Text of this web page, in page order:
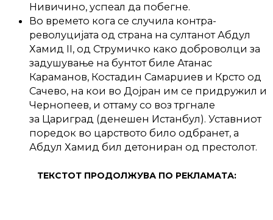
Нивичино, успеал да побегне.
Во времето кога се случила контра-
револуцијата од страна на султанот Абдул
Хамид II, од Струмичко како доброволци за
задушување на бунтот биле Атанас
Караманов, Костадин Самарџиев и Крсто од
Сачево, на кои во Дојран им се придружил и
Чернопеев, и оттаму со воз тргнале
за Цариград (денешен Истанбул). Уставниот
поредок во царството било одбранет, а
Абдул Хамид бил детониран од престолот.
ТЕКСТОТ ПРОДОЛЖУВА ПО РЕКЛАМАТА: